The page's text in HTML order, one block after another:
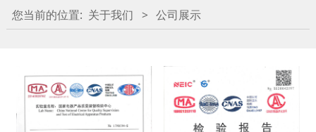
您当前的位置: 关于我们 > 公司展示